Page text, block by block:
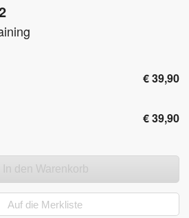
€ 39,90
€ 39,90
In den Warenkorb
Auf die Merkliste